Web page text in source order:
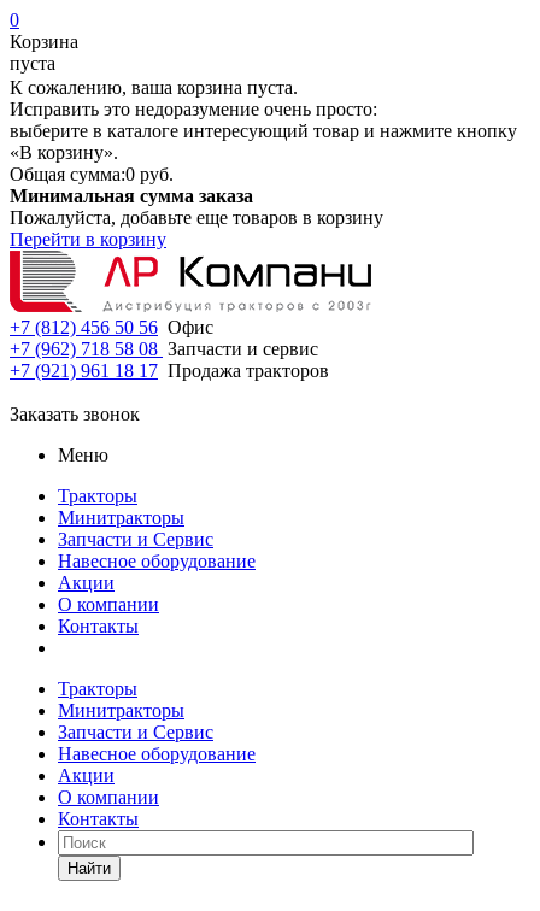
0
Корзина
пуста
К сожалению, ваша корзина пуста.
Исправить это недоразумение очень просто:
выберите в каталоге интересующий товар и нажмите кнопку
«В корзину».
Общая сумма:0 руб.
Минимальная сумма заказа
Пожалуйста, добавьте еще товаров в корзину
Перейти в корзину
+7 (812) 456 50 56 Офис
+7 (962) 718 58 08 Запчасти и сервис
+7 (921) 961 18 17 Продажа тракторов
Заказать звонок
Меню
Тракторы
Минитракторы
Запчасти и Сервис
Навесное оборудование
Акции
О компании
Контакты
Тракторы
Минитракторы
Запчасти и Сервис
Навесное оборудование
Акции
О компании
Контакты
Найти